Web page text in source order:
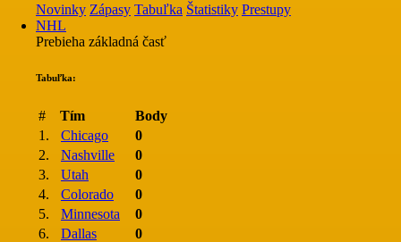
Novinky Zápasy Tabuľka Štatistiky Prestupy
NHL
Prebieha základná časť
Tabuľka:
# Tím
Body
1.
Chicago
0
2.
Nashville
0
3.
Utah
0
4.
Colorado
0
5.
Minnesota
0
6.
Dallas
0